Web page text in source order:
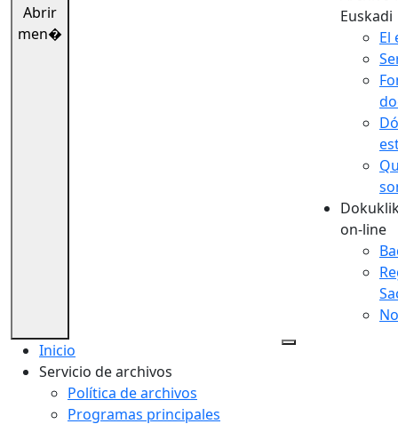
Abrir
men�
Euskadi
El
on-line
Inicio
Servicio de archivos
Política de archivos
Programas principales